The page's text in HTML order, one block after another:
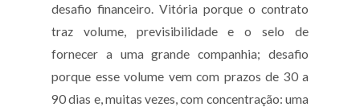
desafio financeiro. Vitória porque o contrato
traz volume, previsibilidade e o selo de
fornecer a uma grande companhia; desafio
porque esse volume vem com prazos de 30 a
90 dias e, muitas vezes, com concentração: uma